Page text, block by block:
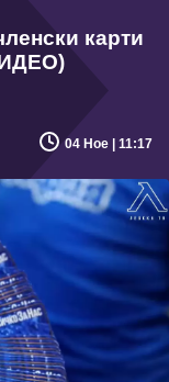
карти
04 Ное | 11:17